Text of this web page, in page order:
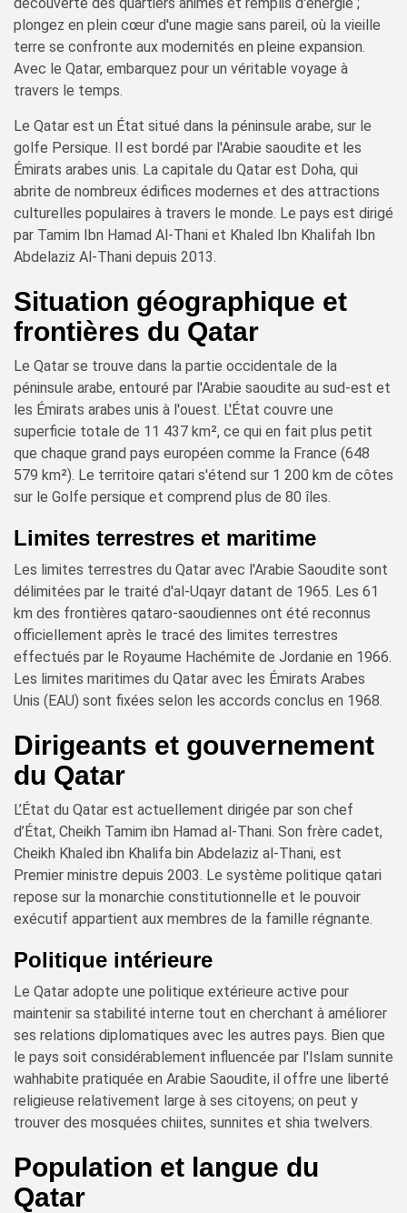
plongez en plein cœur d'une magie sans pareil, où la vieille
terre se confronte aux modernités en pleine expansion.
Avec le Qatar, embarquez pour un véritable voyage à
travers le temps.
Le Qatar est un État situé dans la péninsule arabe, sur le
golfe Persique. Il est bordé par l'Arabie saoudite et les
Émirats arabes unis. La capitale du Qatar est Doha, qui
abrite de nombreux édifices modernes et des attractions
culturelles populaires à travers le monde. Le pays est dirigé
par Tamim Ibn Hamad Al-Thani et Khaled Ibn Khalifah Ibn
Abdelaziz Al-Thani depuis 2013.
Situation géographique et
frontières du Qatar
Le Qatar se trouve dans la partie occidentale de la
péninsule arabe, entouré par l'Arabie saoudite au sud-est et
les Émirats arabes unis à l'ouest. L'État couvre une
superficie totale de 11 437 km², ce qui en fait plus petit
que chaque grand pays européen comme la France (648
579 km²). Le territoire qatari s'étend sur 1 200 km de côtes
sur le Golfe persique et comprend plus de 80 îles.
Limites terrestres et maritime
Les limites terrestres du Qatar avec l'Arabie Saoudite sont
délimitées par le traité d'al-Uqayr datant de 1965. Les 61
km des frontières qataro-saoudiennes ont été reconnus
officiellement après le tracé des limites terrestres
effectués par le Royaume Hachémite de Jordanie en 1966.
Les limites maritimes du Qatar avec les Émirats Arabes
Unis (EAU) sont fixées selon les accords conclus en 1968.
Dirigeants et gouvernement
du Qatar
L’État du Qatar est actuellement dirigée par son chef
d’État, Cheikh Tamim ibn Hamad al-Thani. Son frère cadet,
Cheikh Khaled ibn Khalifa bin Abdelaziz al-Thani, est
Premier ministre depuis 2003. Le système politique qatari
repose sur la monarchie constitutionnelle et le pouvoir
exécutif appartient aux membres de la famille régnante.
Politique intérieure
Le Qatar adopte une politique extérieure active pour
maintenir sa stabilité interne tout en cherchant à améliorer
ses relations diplomatiques avec les autres pays. Bien que
le pays soit considérablement influencée par l'Islam sunnite
wahhabite pratiquée en Arabie Saoudite, il offre une liberté
religieuse relativement large à ses citoyens; on peut y
trouver des mosquées chiites, sunnites et shia twelvers.
Population et langue du
Qatar